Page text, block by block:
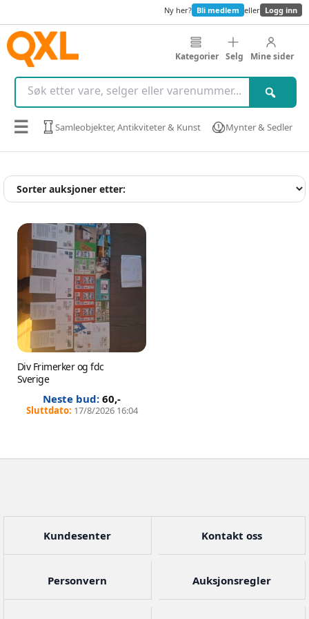
Ny her? Bli medlem eller Logg inn
Kategorier Selg Mine sider
☰ Samleobjekter, Antikviteter & Kunst Mynter & Sedler
Div Frimerker og fdc
Sverige
17/8/2026 16:04
60,-
Kundesenter Kontakt oss
Personvern Auksjonsregler